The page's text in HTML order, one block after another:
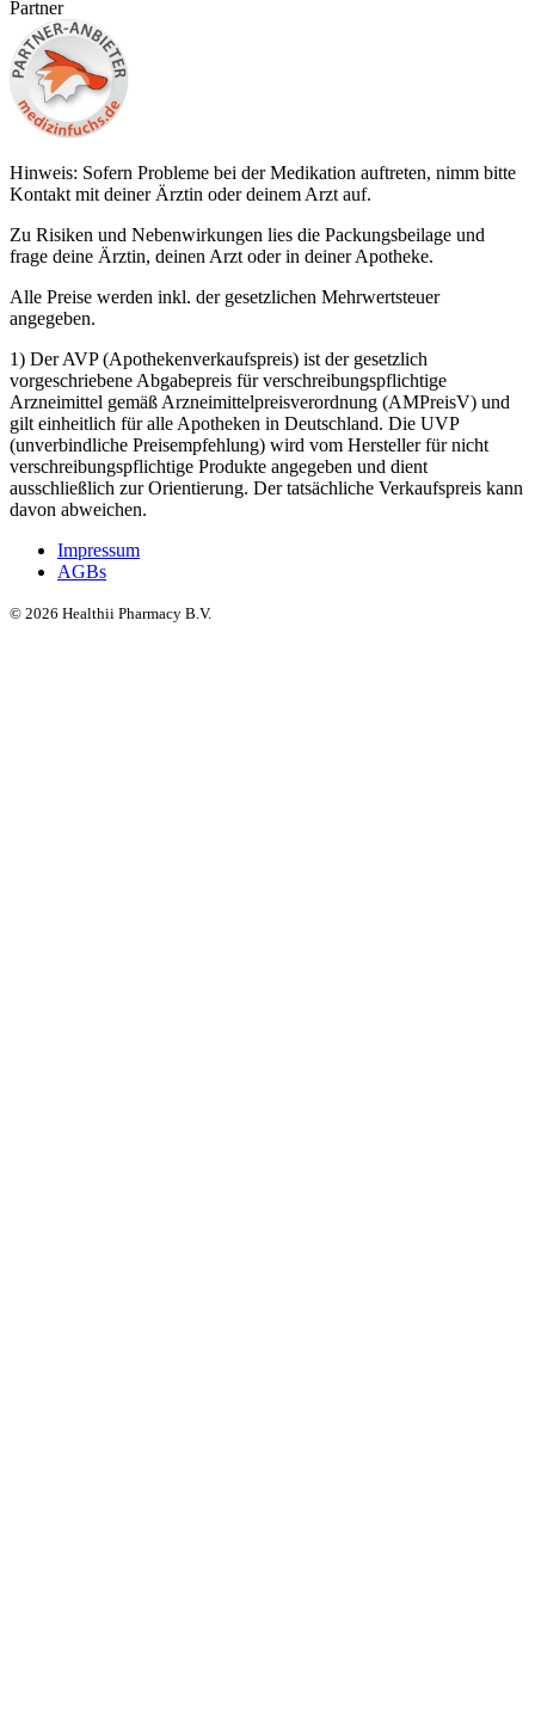
Partner
Hinweis: Sofern Probleme bei der Medikation auftreten, nimm bitte
Kontakt mit deiner Ärztin oder deinem Arzt auf.
Zu Risiken und Nebenwirkungen lies die Packungsbeilage und
frage deine Ärztin, deinen Arzt oder in deiner Apotheke.
Alle Preise werden inkl. der gesetzlichen Mehrwertsteuer
angegeben.
1) Der AVP (Apothekenverkaufspreis) ist der gesetzlich
vorgeschriebene Abgabepreis für verschreibungspflichtige
Arzneimittel gemäß Arzneimittelpreisverordnung (AMPreisV) und
gilt einheitlich für alle Apotheken in Deutschland. Die UVP
(unverbindliche Preisempfehlung) wird vom Hersteller für nicht
verschreibungspflichtige Produkte angegeben und dient
ausschließlich zur Orientierung. Der tatsächliche Verkaufspreis kann
davon abweichen.
Impressum
AGBs
© 2026 Healthii Pharmacy B.V.